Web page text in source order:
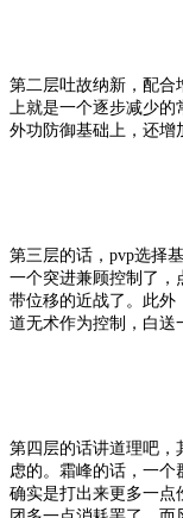
第二层吐故纳新，配合
上就是一个逐步减少
外功防御基础上，还增
第三层的话， pvp选择
一个突进兼顾控制了，
带位移的近战了。此外
道无术作为控制，白送
第四层的话讲道理吧，
虑的。霜峰的话，一
确实是打出来更多一点